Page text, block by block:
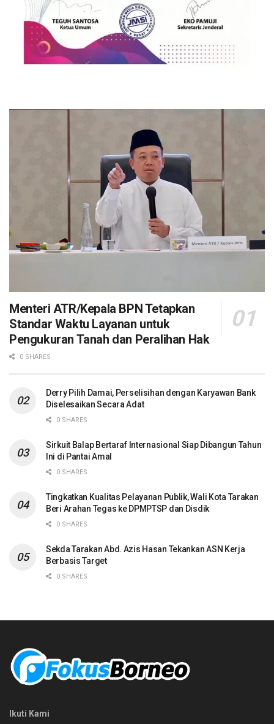
Menteri ATR/Kepala BPN Tetapkan
Standar Waktu Layanan untuk
Pengukuran Tanah dan Peralihan Hak
0 SHARES
Derry Pilih Damai, Perselisihan dengan Karyawan Bank
Diselesaikan Secara Adat
0 SHARES
Sirkuit Balap Bertaraf Internasional Siap Dibangun Tahun
Ini di Pantai Amal
0 SHARES
Tingkatkan Kualitas Pelayanan Publik, Wali Kota Tarakan
Beri Arahan Tegas ke DPMPTSP dan Disdik
0 SHARES
Sekda Tarakan Abd. Azis Hasan Tekankan ASN Kerja
Berbasis Target
0 SHARES
Ikuti Kami